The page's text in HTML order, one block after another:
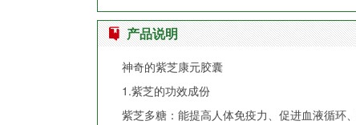
产品说明
神奇的紫芝康元胶囊
1.紫芝的功效成份
紫芝多糖：能提高人体免疫力、促进血液循环